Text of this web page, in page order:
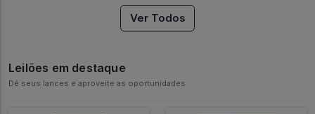
Ver Todos
Leilões em destaque
Dê seus lances e aproveite as oportunidades